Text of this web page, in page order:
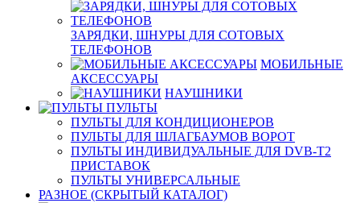
ЗАРЯДКИ, ШНУРЫ ДЛЯ СОТОВЫХ
ТЕЛЕФОНОВ
МОБИЛЬНЫЕ
АКСЕССУАРЫ
НАУШНИКИ
ПУЛЬТЫ
ПУЛЬТЫ ДЛЯ КОНДИЦИОНЕРОВ
ПУЛЬТЫ ДЛЯ ШЛАГБАУМОВ ВОРОТ
ПУЛЬТЫ ИНДИВИДУАЛЬНЫЕ ДЛЯ DVB-T2
ПРИСТАВОК
ПУЛЬТЫ УНИВЕРСАЛЬНЫЕ
РАЗНОЕ (СКРЫТЫЙ КАТАЛОГ)